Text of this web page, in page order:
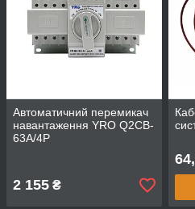
Автоматичний перемикач
навантаження YRO Q2CB-
63A/4P
2 155 ₴